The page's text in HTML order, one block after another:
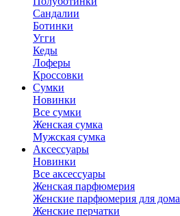
Сандалии
Ботинки
Угги
Кеды
Лоферы
Кроссовки
Сумки
Новинки
Все сумки
Женская сумка
Мужская сумка
Аксессуары
Новинки
Все аксессуары
Женская парфюмерия
Женские парфюмерия для дома
Женские перчатки